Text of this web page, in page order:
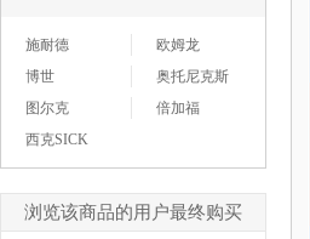
施耐德
欧姆龙
博世
奥托尼克斯
图尔克
倍加福
西克SICK
浏览该商品的用户最终购买